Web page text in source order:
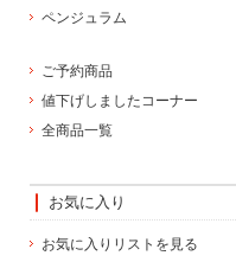
ペンジュラム
ご予約商品
値下げしましたコーナー
全商品一覧
お気に入り
お気に入りリストを見る